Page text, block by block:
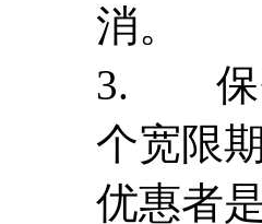
消。
3. 保费
个宽限
优惠者